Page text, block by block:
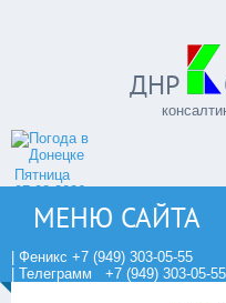
ДНР
Пятница
07.08.2026
МЕНЮ САЙТА
| Феникс +7 (949) 303-05-55
| Телеграмм +7 (949) 303-05-55